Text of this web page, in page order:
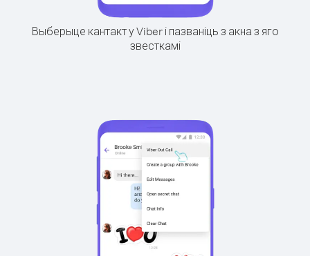
Выберыце кантакт у Viber і пазваніць з акна з яго
звесткамі